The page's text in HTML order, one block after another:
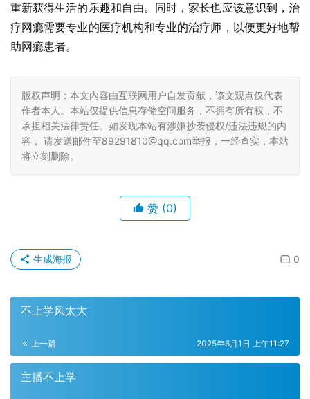
重新获得生活的乐趣和自由。同时，家长也应该意识到，治
疗网瘾需要专业的医疗机构和专业的治疗师，以便更好地帮
助网瘾患者。
版权声明：本文内容由互联网用户自发贡献，该文观点仅代表
作者本人。本站仅提供信息存储空间服务，不拥有所有权，不
承担相关法律责任。如发现本站有涉嫌抄袭侵权/违法违规的内
容， 请发送邮件至89291810@qq.com举报，一经查实，本站
将立刻删除。
赞 (0)
0
生成海报
不上学风太大
上一篇 2025年6月1日 上午11:27
主播不上学